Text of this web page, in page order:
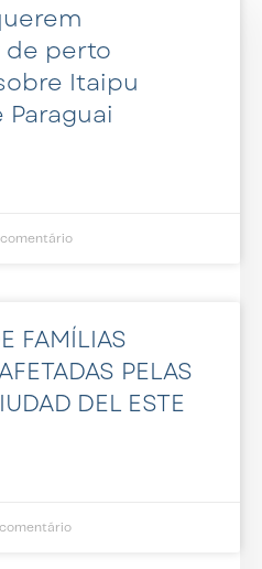
de perto
Itaipu
comentário
FAMÍLIAS
PELAS
DEL ESTE